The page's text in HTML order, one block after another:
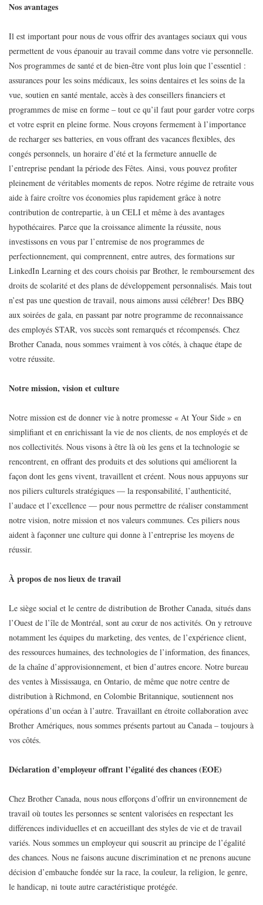
Nos avantages
Il est important pour nous de vous offrir des avantages sociaux qui vous
permettent de vous épanouir au travail comme dans votre vie personnelle.
Nos programmes de santé et de bien-être vont plus loin que l’essentiel :
assurances pour les soins médicaux, les soins dentaires et les soins de la
vue, soutien en santé mentale, accès à des conseillers financiers et
programmes de mise en forme – tout ce qu’il faut pour garder votre corps
et votre esprit en pleine forme. Nous croyons fermement à l’importance
de recharger ses batteries, en vous offrant des vacances flexibles, des
congés personnels, un horaire d’été et la fermeture annuelle de
l’entreprise pendant la période des Fêtes. Ainsi, vous pouvez profiter
pleinement de véritables moments de repos. Notre régime de retraite vous
aide à faire croître vos économies plus rapidement grâce à notre
contribution de contrepartie, à un CELI et même à des avantages
hypothécaires. Parce que la croissance alimente la réussite, nous
investissons en vous par l’entremise de nos programmes de
perfectionnement, qui comprennent, entre autres, des formations sur
LinkedIn Learning et des cours choisis par Brother, le remboursement des
droits de scolarité et des plans de développement personnalisés. Mais tout
n’est pas une question de travail, nous aimons aussi célébrer! Des BBQ
aux soirées de gala, en passant par notre programme de reconnaissance
des employés STAR, vos succès sont remarqués et récompensés. Chez
Brother Canada, nous sommes vraiment à vos côtés, à chaque étape de
votre réussite.
Notre mission, vision et culture
Notre mission est de donner vie à notre promesse « At Your Side » en
simplifiant et en enrichissant la vie de nos clients, de nos employés et de
nos collectivités. Nous visons à être là où les gens et la technologie se
rencontrent, en offrant des produits et des solutions qui améliorent la
façon dont les gens vivent, travaillent et créent. Nous nous appuyons sur
nos piliers culturels stratégiques — la responsabilité, l’authenticité,
l’audace et l’excellence — pour nous permettre de réaliser constamment
notre vision, notre mission et nos valeurs communes. Ces piliers nous
aident à façonner une culture qui donne à l’entreprise les moyens de
réussir.
À propos de nos lieux de travail
Le siège social et le centre de distribution de Brother Canada, situés dans
l’Ouest de l’île de Montréal, sont au cœur de nos activités. On y retrouve
notamment les équipes du marketing, des ventes, de l’expérience client,
des ressources humaines, des technologies de l’information, des finances,
de la chaîne d’approvisionnement, et bien d’autres encore. Notre bureau
des ventes à Mississauga, en Ontario, de même que notre centre de
distribution à Richmond, en Colombie Britannique, soutiennent nos
opérations d’un océan à l’autre. Travaillant en étroite collaboration avec
Brother Amériques, nous sommes présents partout au Canada – toujours à
vos côtés.
Déclaration d’employeur offrant l’égalité des chances (EOE)
Chez Brother Canada, nous nous efforçons d’offrir un environnement de
travail où toutes les personnes se sentent valorisées en respectant les
différences individuelles et en accueillant des styles de vie et de travail
variés. Nous sommes un employeur qui souscrit au principe de l’égalité
des chances. Nous ne faisons aucune discrimination et ne prenons aucune
décision d’embauche fondée sur la race, la couleur, la religion, le genre,
le handicap, ni toute autre caractéristique protégée.